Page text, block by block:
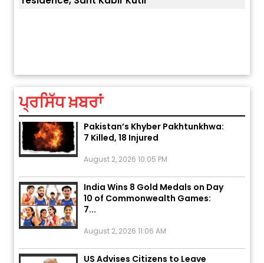
ਪ੍ਰਸਿੱਧ ਖ਼ਬਰਾਂ
August 5, 2026 6:23 AM
Explosion During Peace Rally in
Pakistan’s Khyber Pakhtunkhwa:
7 Killed, 18 Injured
India Wins 8 Gold Medals on Day
10 of Commonwealth Games:
7...
US Advises Citizens to Leave